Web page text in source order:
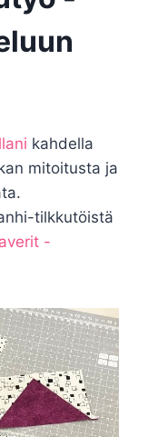
kahdella
mitoitusta ja
tilkkutöistä
-